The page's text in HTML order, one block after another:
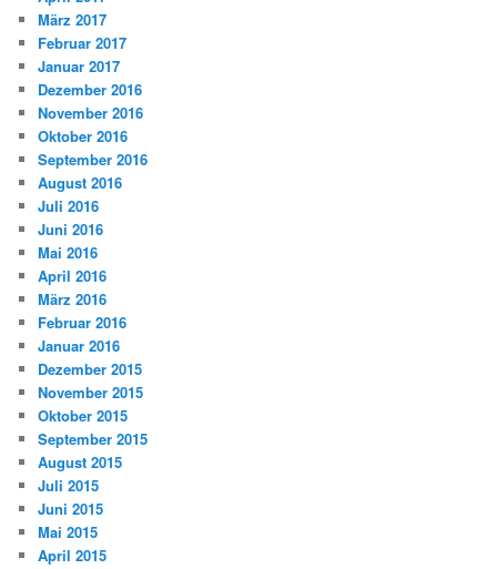
März 2017
Februar 2017
Januar 2017
Dezember 2016
November 2016
Oktober 2016
September 2016
August 2016
Juli 2016
Juni 2016
Mai 2016
April 2016
März 2016
Februar 2016
Januar 2016
Dezember 2015
November 2015
Oktober 2015
September 2015
August 2015
Juli 2015
Juni 2015
Mai 2015
April 2015